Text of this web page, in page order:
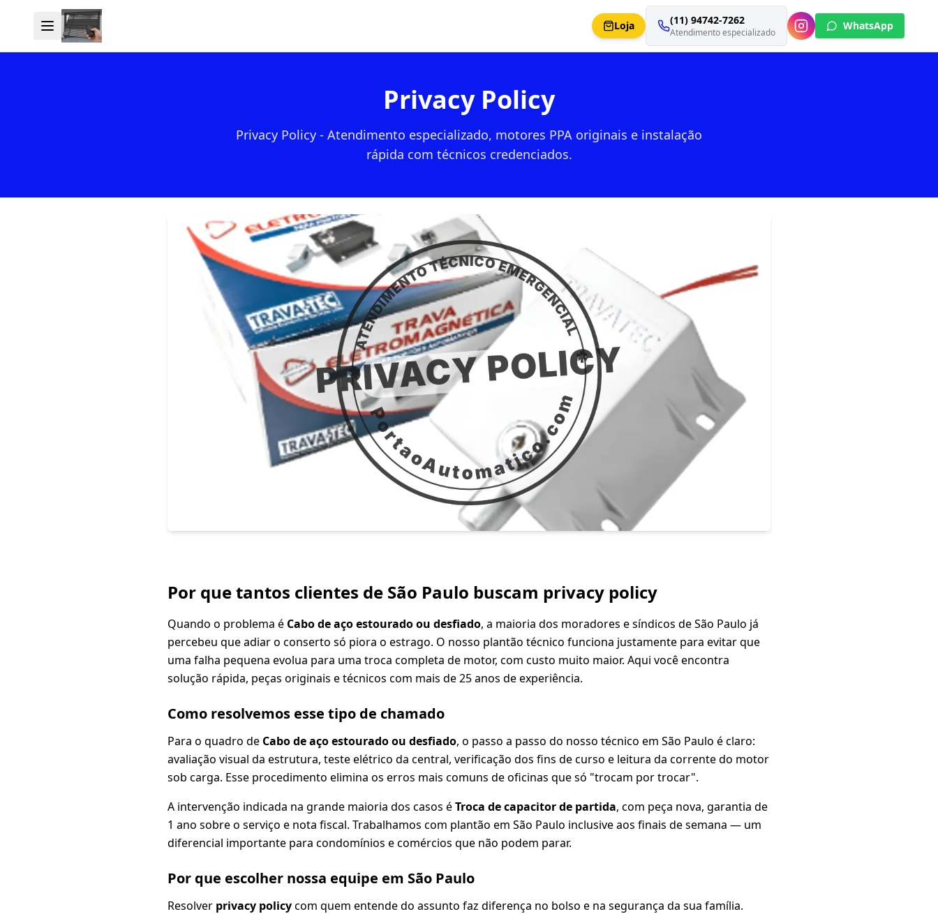
Loja (11) 94742-7262
Atendimento especializado
WhatsApp
Privacy Policy
Privacy Policy - Atendimento especializado, motores PPA originais e instalação
rápida com técnicos credenciados.
Por que tantos clientes de São Paulo buscam privacy policy
Quando o problema é Cabo de aço estourado ou desfiado, a maioria dos moradores e síndicos de São Paulo já
percebeu que adiar o conserto só piora o estrago. O nosso plantão técnico funciona justamente para evitar que
uma falha pequena evolua para uma troca completa de motor, com custo muito maior. Aqui você encontra
solução rápida, peças originais e técnicos com mais de 25 anos de experiência.
Como resolvemos esse tipo de chamado
Para o quadro de Cabo de aço estourado ou desfiado, o passo a passo do nosso técnico em São Paulo é claro:
avaliação visual da estrutura, teste elétrico da central, verificação dos fins de curso e leitura da corrente do motor
sob carga. Esse procedimento elimina os erros mais comuns de oficinas que só "trocam por trocar".
A intervenção indicada na grande maioria dos casos éTroca de capacitor de partida, com peça nova, garantia de
1 ano sobre o serviço e nota fiscal. Trabalhamos com plantão em São Paulo inclusive aos finais de semana — um
diferencial importante para condomínios e comércios que não podem parar.
Por que escolher nossa equipe em São Paulo
Resolver privacy policycom quem entende do assunto faz diferença no bolso e na segurança da sua família.